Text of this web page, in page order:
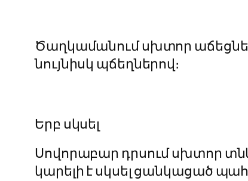
Ծաղկամանում սխտոր
նույնիսկ պճեղներով։
Երբ սկսել
Սովորաբար դրսում սխտոր
կարելի է սկսել ցանկացած